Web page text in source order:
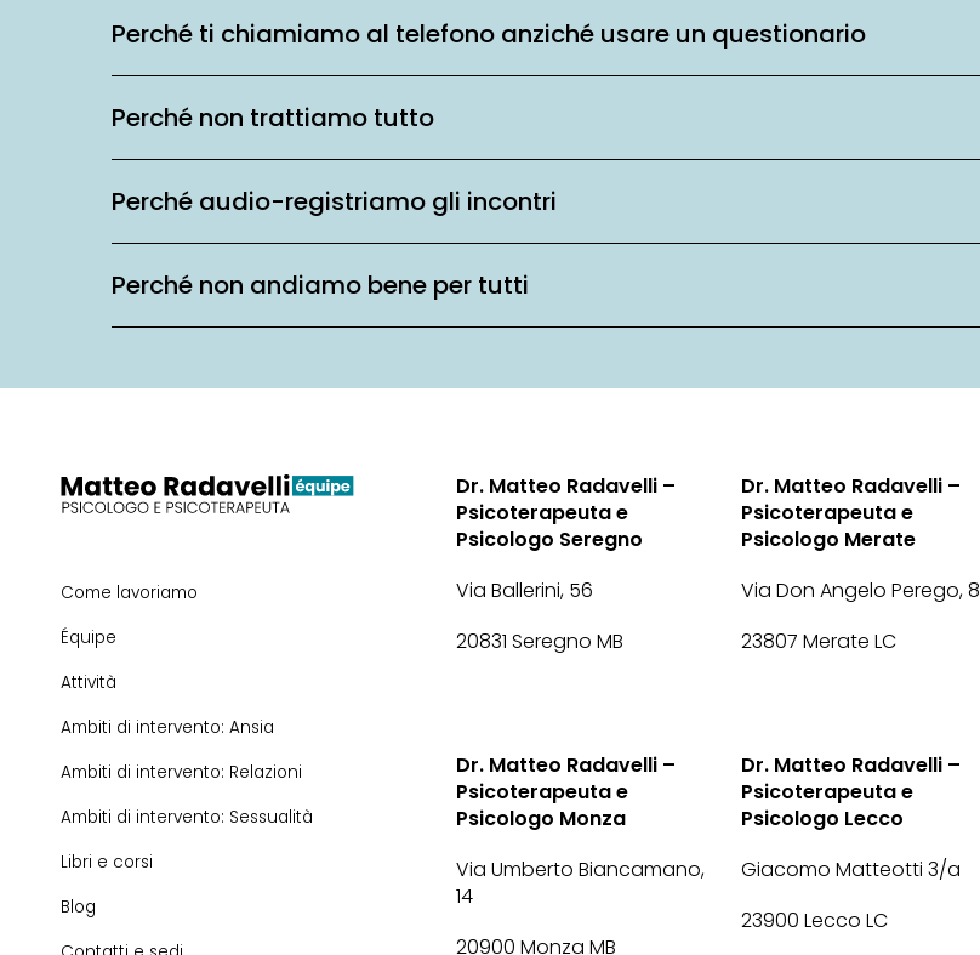
Perché ti chiamiamo al telefono anziché usare un questionario
Perché non trattiamo tutto
Perché audio-registriamo gli incontri
Perché non andiamo bene per tutti
Come lavoriamo
Équipe
Attività
Ambiti di intervento: Ansia
Ambiti di intervento: Relazioni
Ambiti di intervento: Sessualità
Libri e corsi
Blog
Dr. Matteo Radavelli –
Psicoterapeuta e
Psicologo Seregno
Via Ballerini, 56
20831 Seregno MB
Dr. Matteo Radavelli –
Psicoterapeuta e
Psicologo Merate
Via Don Angelo Perego, 8
23807 Merate LC
Dr. Matteo Radavelli –
Psicoterapeuta e
Psicologo Monza
Via Umberto Biancamano,
14
20900 Monza MB
Dr. Matteo Radavelli –
Psicoterapeuta e
Psicologo Lecco
Giacomo Matteotti 3/a
23900 Lecco LC